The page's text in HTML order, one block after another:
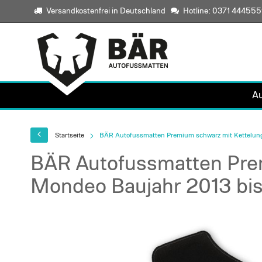
Versandkostenfrei in Deutschland Hotline: 0371
Startseite BÄR Autofussmatten Premium schwarz mit
BÄR Autofussmatten
Mondeo Baujahr 2013